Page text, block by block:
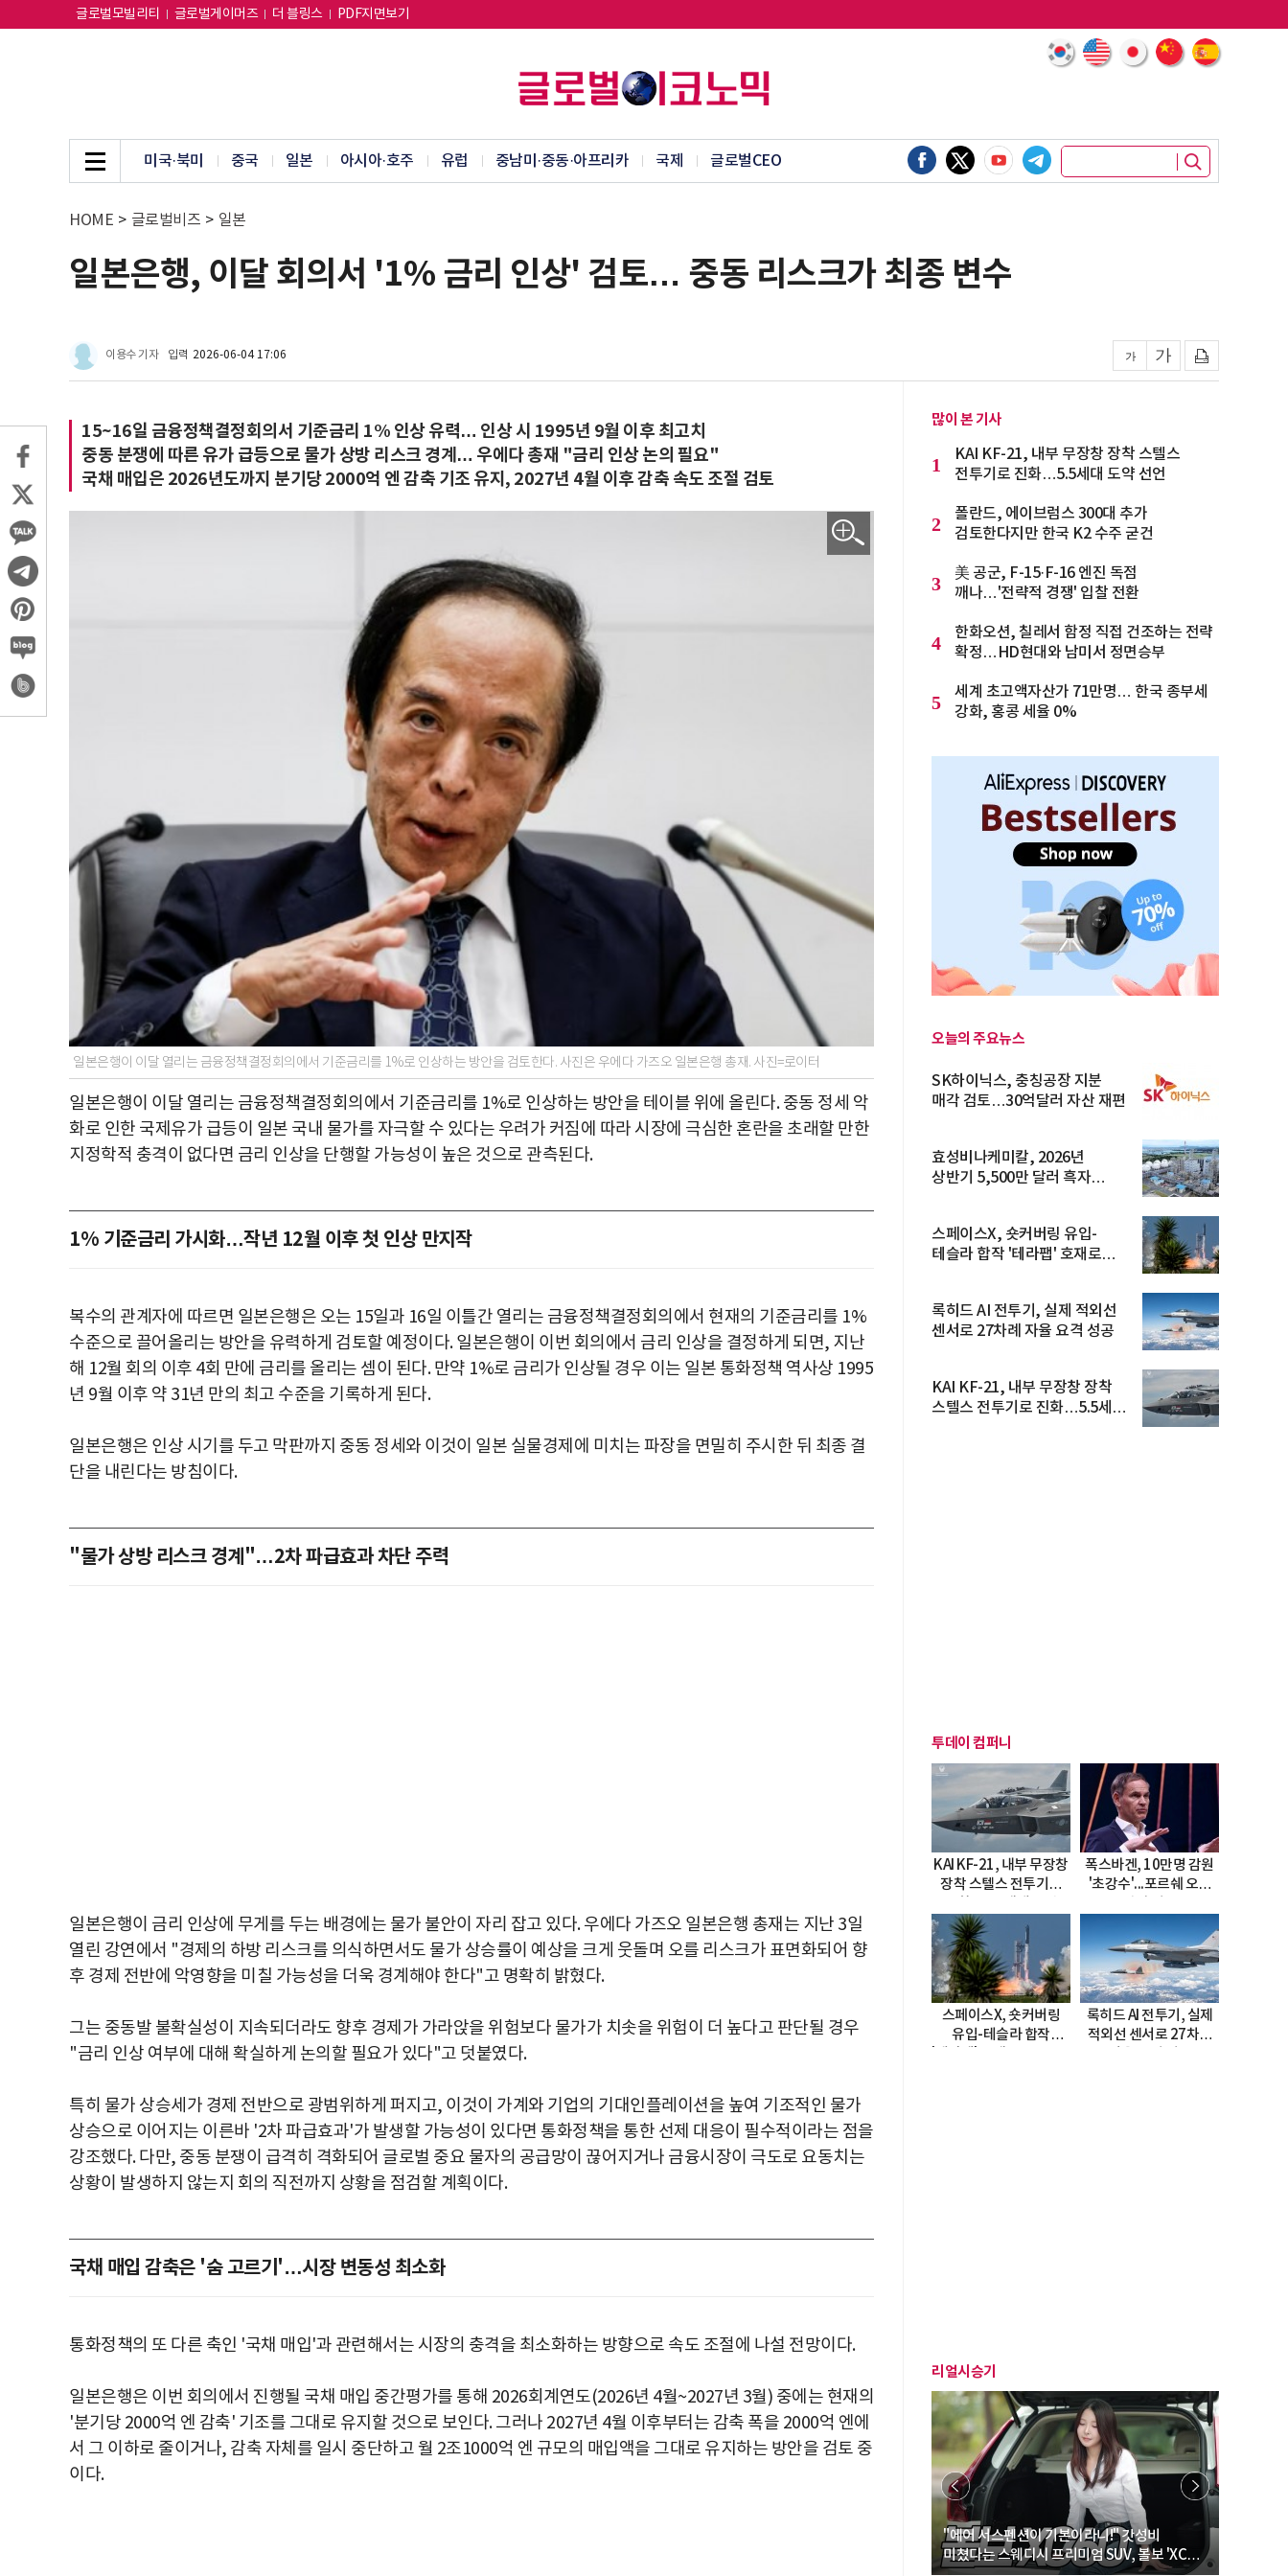
글로벌모빌리티 글로벌게이머즈 더 블링스 PDF지면보기
미국·북미 중국 일본 아시아·호주 유럽 중남미·중동·아프리카 국제 글로벌CEO
HOME > 글로벌비즈 > 일본
일본은행, 이달 회의서 '1% 금리 인상' 검토… 중동 리스크가 최종 변수
이용수 기자 입력 2026-06-04 17:06
15~16일 금융정책결정회의서 기준금리 1% 인상 유력… 인상 시 1995년 9월 이후 최고치
중동 분쟁에 따른 유가 급등으로 물가 상방 리스크 경계… 우에다 총재 "금리 인상 논의 필요"
국채 매입은 2026년도까지 분기당 2000억 엔 감축 기조 유지, 2027년 4월 이후 감축 속도 조절 검토
일본은행이 이달 열리는 금융정책결정회의에서 기준금리를 1%로 인상하는 방안을 검토한다. 사진은 우에다 가즈오 일본은행 총재. 사진=로이터
일본은행이 이달 열리는 금융정책결정회의에서 기준금리를 1%로 인상하는 방안을 테이블 위에 올린다. 중동 정세 악
화로 인한 국제유가 급등이 일본 국내 물가를 자극할 수 있다는 우려가 커짐에 따라 시장에 극심한 혼란을 초래할 만한
지정학적 충격이 없다면 금리 인상을 단행할 가능성이 높은 것으로 관측된다.
1% 기준금리 가시화…작년 12월 이후 첫 인상 만지작
복수의 관계자에 따르면 일본은행은 오는 15일과 16일 이틀간 열리는 금융정책결정회의에서 현재의 기준금리를 1%
수준으로 끌어올리는 방안을 유력하게 검토할 예정이다. 일본은행이 이번 회의에서 금리 인상을 결정하게 되면, 지난
해 12월 회의 이후 4회 만에 금리를 올리는 셈이 된다. 만약 1%로 금리가 인상될 경우 이는 일본 통화정책 역사상 1995
년 9월 이후 약 31년 만의 최고 수준을 기록하게 된다.
일본은행은 인상 시기를 두고 막판까지 중동 정세와 이것이 일본 실물경제에 미치는 파장을 면밀히 주시한 뒤 최종 결
단을 내린다는 방침이다.
"물가 상방 리스크 경계"…2차 파급효과 차단 주력
일본은행이 금리 인상에 무게를 두는 배경에는 물가 불안이 자리 잡고 있다. 우에다 가즈오 일본은행 총재는 지난 3일
열린 강연에서 "경제의 하방 리스크를 의식하면서도 물가 상승률이 예상을 크게 웃돌며 오를 리스크가 표면화되어 향
후 경제 전반에 악영향을 미칠 가능성을 더욱 경계해야 한다"고 명확히 밝혔다.
그는 중동발 불확실성이 지속되더라도 향후 경제가 가라앉을 위험보다 물가가 치솟을 위험이 더 높다고 판단될 경우
"금리 인상 여부에 대해 확실하게 논의할 필요가 있다"고 덧붙였다.
특히 물가 상승세가 경제 전반으로 광범위하게 퍼지고, 이것이 가계와 기업의 기대인플레이션을 높여 기조적인 물가
상승으로 이어지는 이른바 '2차 파급효과'가 발생할 가능성이 있다면 통화정책을 통한 선제 대응이 필수적이라는 점을
강조했다. 다만, 중동 분쟁이 급격히 격화되어 글로벌 중요 물자의 공급망이 끊어지거나 금융시장이 극도로 요동치는
상황이 발생하지 않는지 회의 직전까지 상황을 점검할 계획이다.
국채 매입 감축은 '숨 고르기'…시장 변동성 최소화
통화정책의 또 다른 축인 '국채 매입'과 관련해서는 시장의 충격을 최소화하는 방향으로 속도 조절에 나설 전망이다.
일본은행은 이번 회의에서 진행될 국채 매입 중간평가를 통해 2026회계연도(2026년 4월~2027년 3월) 중에는 현재의
'분기당 2000억 엔 감축' 기조를 그대로 유지할 것으로 보인다. 그러나 2027년 4월 이후부터는 감축 폭을 2000억 엔에
서 그 이하로 줄이거나, 감축 자체를 일시 중단하고 월 2조1000억 엔 규모의 매입액을 그대로 유지하는 방안을 검토 중
이다.
많이 본 기사
1
KAI KF-21, 내부 무장창 장착 스텔스
전투기로 진화…5.5세대 도약 선언
2
폴란드, 에이브럼스 300대 추가
검토한다지만 한국 K2 수주 굳건
3
美 공군, F-15·F-16 엔진 독점
깨나…'전략적 경쟁' 입찰 전환
4
한화오션, 칠레서 함정 직접 건조하는 전략
확정…HD현대와 남미서 정면승부
5
세계 초고액자산가 71만명… 한국 종부세
강화, 홍콩 세율 0%
오늘의 주요뉴스
SK하이닉스, 충칭공장 지분
매각 검토…30억달러 자산 재편
효성비나케미칼, 2026년
상반기 5,500만 달러 흑자
스페이스X, 숏커버링 유입-
테슬라 합작 '테라팹' 호재로
록히드 AI 전투기, 실제 적외선
센서로 27차례 자율 요격 성공
KAI KF-21, 내부 무장창 장착
스텔스 전투기로 진화…5.5세대
투데이 컴퍼니
KAI KF-21, 내부 무장창
장착 스텔스 전투기로
폭스바겐, 10만명 감원
'초강수'...포르쉐 오너
스페이스X, 숏커버링
유입-테슬라 합작
록히드 AI 전투기, 실제
적외선 센서로 27차례
리얼시승기
"에어 서스펜션이 기본이라니!" 갓성비
미쳤다는 스웨디시 프리미엄 SUV, 볼보 'XC60